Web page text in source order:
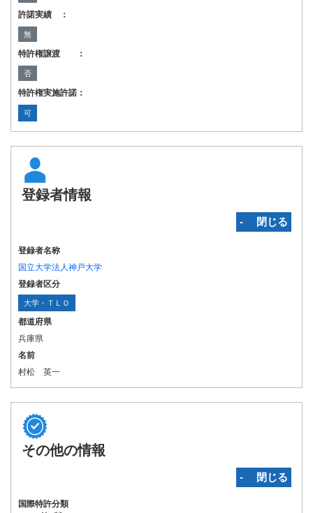
許諾実績 ：
無
特許権譲渡 ：
否
特許権実施許諾：
可
登録者情報
‐ 閉じる
登録者名称
国立大学法人神戸大学
登録者区分
大学・ＴＬＯ
都道府県
兵庫県
名前
村松 英一
その他の情報
‐ 閉じる
国際特許分類